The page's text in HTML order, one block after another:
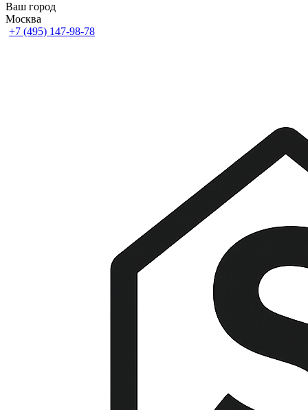
Ваш город
Москва
+7 (495) 147-98-78